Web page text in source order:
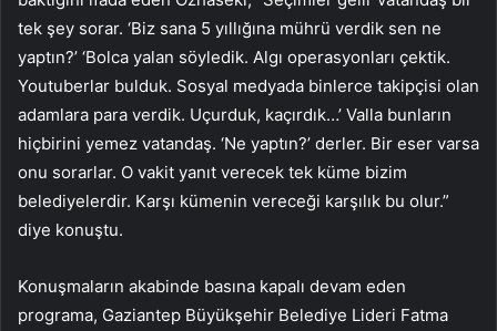
tek şey sorar. ‘Biz sana 5 yıllığına mührü verdik sen ne
yaptın?’ ‘Bolca yalan söyledik. Algı operasyonları çektik.
Youtuberlar bulduk. Sosyal medyada binlerce takipçisi olan
adamlara para verdik. Uçurduk, kaçırdık…’ Valla bunların
hiçbirini yemez vatandaş. ‘Ne yaptın?’ derler. Bir eser varsa
onu sorarlar. O vakit yanıt verecek tek küme bizim
belediyelerdir. Karşı kümenin vereceği karşılık bu olur.”
diye konuştu.
Konuşmaların akabinde basına kapalı devam eden
programa, Gaziantep Büyükşehir Belediye Lideri Fatma